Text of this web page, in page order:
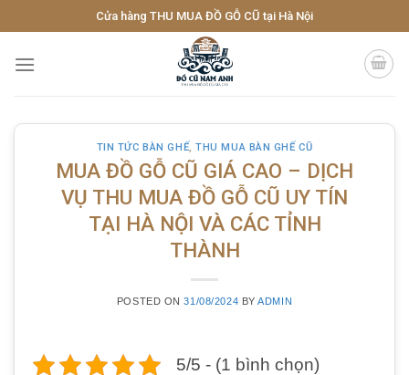
to
content
Cửa hàng THU MUA ĐỒ GỖ CŨ tại Hà Nội
TIN TỨC BÀN GHẾ,THU MUA BÀN GHẾ CŨ
MUA ĐỒ GỖ CŨ GIÁ CAO – DỊCH
VỤ THU MUA ĐỒ GỖ CŨ UY TÍN
TẠI HÀ NỘI VÀ CÁC TỈNH
THÀNH
POSTED ON31/08/2024 BYADMIN
5/5 - (1 bình chọn)